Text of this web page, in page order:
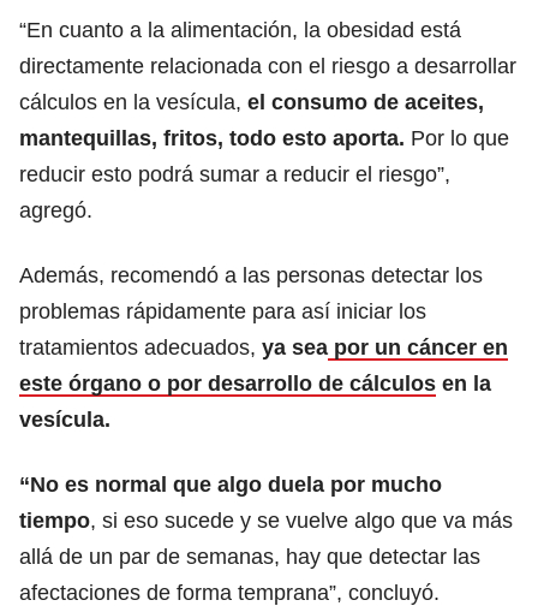
“En cuanto a la alimentación, la obesidad está
directamente relacionada con el riesgo a desarrollar
cálculos en la vesícula, el consumo de aceites,
mantequillas, fritos, todo esto aporta. Por lo que
reducir esto podrá sumar a reducir el riesgo”,
agregó.
Además, recomendó a las personas detectar los
problemas rápidamente para así iniciar los
tratamientos adecuados, ya sea por un cáncer en
este órgano o por desarrollo de cálculos en la
vesícula.
“No es normal que algo duela por mucho
tiempo, si eso sucede y se vuelve algo que va más
allá de un par de semanas, hay que detectar las
afectaciones de forma temprana”, concluyó.